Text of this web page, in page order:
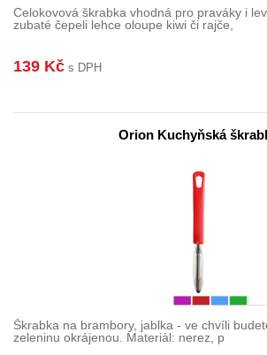
Celokovová škrabka vhodná pro praváky i
zubaté čepeli lehce oloupe kiwi či rajče,
139 Kč s DPH
Orion Kuchyňská
Škrabka na brambory, jablka - ve chvíli
zeleninu okrájenou. Materiál: nerez, p